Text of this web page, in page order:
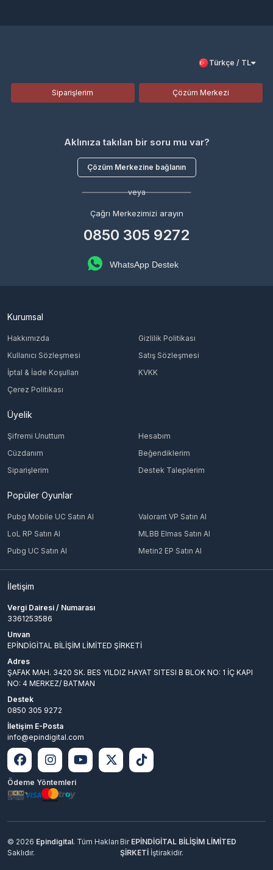
Türkçe / TL
Siparişlerim Çözüm Merkezi
Aklınıza takılan bir soru mu var?
Çözüm Merkezine bağlanın
veya
Çağrı Merkezimizi arayın
0850 305 9272
WhatsApp Destek
Kurumsal
Hakkımızda
Gizlilik Politikası
Kullanıcı Sözleşmesi
Satış Sözleşmesi
İptal & İade Koşulları
KVKK
Çerez Politikası
Üyelik
Şifremi Unuttum
Hesabım
Cüzdanım
Beğendiklerim
Siparişlerim
Destek Taleplerim
Popüler Oyunlar
Pubg Mobile UC Satın Al
Valorant VP Satın Al
LoL RP Satın Al
MLBB Elmas Satın Al
Pubg UC Satın Al
Metin2 EP Satın Al
İletişim
Vergi Dairesi / Numarası
3361253586
Unvan
EPİNDİGİTAL BİLİŞİM LİMİTED ŞİRKETİ
Adres
ŞAFAK MAH. 3420 SK. BES YILDIZ HAYAT SITESI B BLOK NO: 1 İÇ KAPI
NO: 4 MERKEZ/ BATMAN
Destek
0850 305 9272
İletişim E-Posta
info@epindigital.com
Ödeme Yöntemleri
© 2026 Epindigital. Tüm Hakları
Saklıdır.
Bir EPİNDİGİTAL BİLİŞİM LİMİTED
ŞİRKETİ İştirakidir.